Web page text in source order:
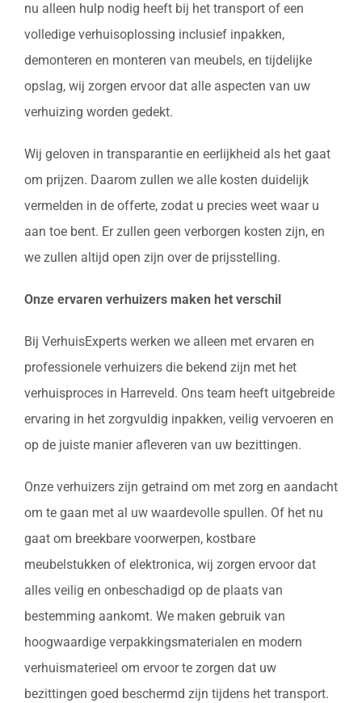
nu alleen hulp nodig heeft bij het transport of een
volledige verhuisoplossing inclusief inpakken,
demonteren en monteren van meubels, en tijdelijke
opslag, wij zorgen ervoor dat alle aspecten van uw
verhuizing worden gedekt.
Wij geloven in transparantie en eerlijkheid als het gaat
om prijzen. Daarom zullen we alle kosten duidelijk
vermelden in de offerte, zodat u precies weet waar u
aan toe bent. Er zullen geen verborgen kosten zijn, en
we zullen altijd open zijn over de prijsstelling.
Onze ervaren verhuizers maken het verschil
Bij VerhuisExperts werken we alleen met ervaren en
professionele verhuizers die bekend zijn met het
verhuisproces in Harreveld. Ons team heeft uitgebreide
ervaring in het zorgvuldig inpakken, veilig vervoeren en
op de juiste manier afleveren van uw bezittingen.
Onze verhuizers zijn getraind om met zorg en aandacht
om te gaan met al uw waardevolle spullen. Of het nu
gaat om breekbare voorwerpen, kostbare
meubelstukken of elektronica, wij zorgen ervoor dat
alles veilig en onbeschadigd op de plaats van
bestemming aankomt. We maken gebruik van
hoogwaardige verpakkingsmaterialen en modern
verhuismaterieel om ervoor te zorgen dat uw
bezittingen goed beschermd zijn tijdens het transport.